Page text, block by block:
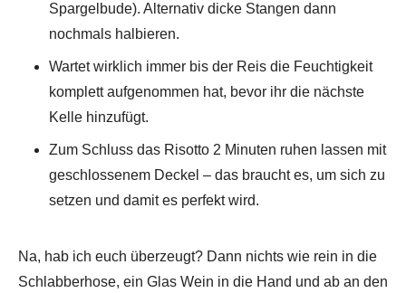
Spargelbude). Alternativ dicke Stangen dann
nochmals halbieren.
Wartet wirklich immer bis der Reis die Feuchtigkeit
komplett aufgenommen hat, bevor ihr die nächste
Kelle hinzufügt.
Zum Schluss das Risotto 2 Minuten ruhen lassen mit
geschlossenem Deckel – das braucht es, um sich zu
setzen und damit es perfekt wird.
Na, hab ich euch überzeugt? Dann nichts wie rein in die
Schlabberhose, ein Glas Wein in die Hand und ab an den